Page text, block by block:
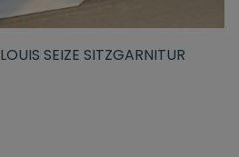
LOUIS SEIZE SITZGARNITUR